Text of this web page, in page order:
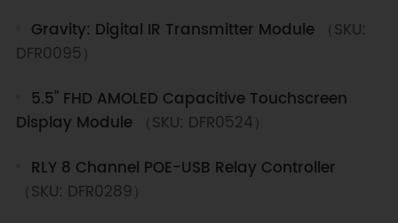
Gravity: Digital IR Transmitter Module （SKU:
DFR0095）
5.5" FHD AMOLED Capacitive Touchscreen
Display Module （SKU: DFR0524）
RLY 8 Channel POE-USB Relay Controller
（SKU: DFR0289）